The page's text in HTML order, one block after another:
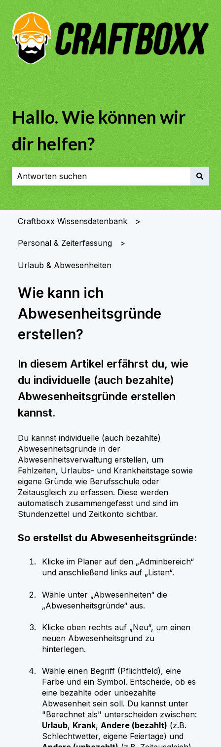
Hallo. Wie können wir
dir helfen?
Es gibt keine Vorschläge, da das Suchfeld leer ist.
Craftboxx Wissensdatenbank
Personal & Zeiterfassung
Urlaub & Abwesenheiten
Wie kann ich
Abwesenheitsgründe
erstellen?
In diesem Artikel erfährst du, wie
du individuelle (auch bezahlte)
Abwesenheitsgründe erstellen
kannst.
Du kannst individuelle (auch bezahlte)
Abwesenheitsgründe in der
Abwesenheitsverwaltung erstellen, um
Fehlzeiten, Urlaubs- und Krankheitstage sowie
eigene Gründe wie Berufsschule oder
Zeitausgleich zu erfassen. Diese werden
automatisch zusammengefasst und sind im
Stundenzettel und Zeitkonto sichtbar.
So erstellst du Abwesenheitsgründe:
Klicke im Planer auf den „Adminbereich“
und anschließend links auf „Listen“.
Wähle unter „Abwesenheiten“ die
„Abwesenheitsgründe“ aus.
Klicke oben rechts auf „Neu“, um einen
neuen Abwesenheitsgrund zu
hinterlegen.
Wähle einen Begriff (Pflichtfeld), eine
Farbe und ein Symbol. Entscheide, ob es
eine bezahlte oder unbezahlte
Abwesenheit sein soll. Du kannst unter
"Berechnet als" unterscheiden zwischen:
Urlaub, Krank, Andere (bezahlt) (z.B.
Schlechtwetter, eigene Feiertage) und